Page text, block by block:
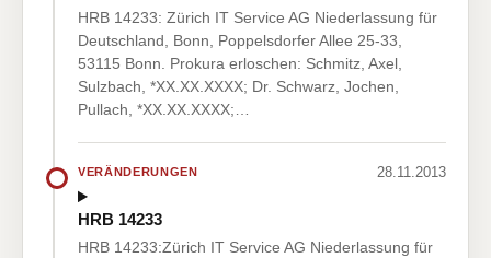
HRB 14233: Zürich IT Service AG Niederlassung für
Deutschland, Bonn, Poppelsdorfer Allee 25-33,
53115 Bonn. Prokura erloschen: Schmitz, Axel,
Sulzbach, *XX.XX.XXXX; Dr. Schwarz, Jochen,
Pullach, *XX.XX.XXXX;…
VERÄNDERUNGEN 28.11.2013
HRB 14233
HRB 14233:Zürich IT Service AG Niederlassung für